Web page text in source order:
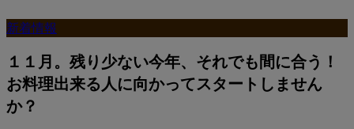
新着情報
１１月。残り少ない今年、それでも間に合う！
お料理出来る人に向かってスタートしません
か？